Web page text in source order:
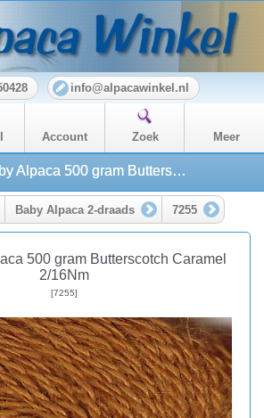
info@alpacawinkel.nl
Account Zoek Meer
100% Baby Alpaca 500 gram Butterscotch Caramel 2/16Nm
Baby Alpaca 2-draads 7255
500 gram Butterscotch Caramel
2/16Nm
[7255]